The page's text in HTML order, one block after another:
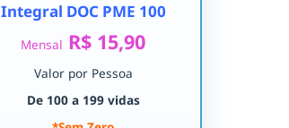
Integral DOC PME 100
Mensal R$ 15,90
Valor por Pessoa
De 100 a 199 vidas